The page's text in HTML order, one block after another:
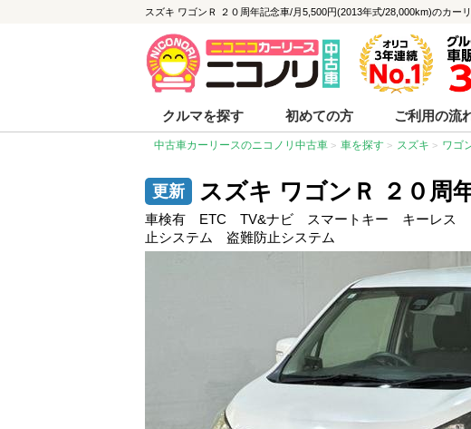
スズキ ワゴンＲ ２０周年記念車/月5,500円(2013年式/28,000km)のカー
クルマを探す 初めての方 ご利用の流
中古車カーリースのニコノリ中古車 車を探す スズキ ワゴ
スズキ ワゴンＲ ２０周
車検有 ETC TV&ナビ スマートキー キーレス
止システム 盗難防止システム